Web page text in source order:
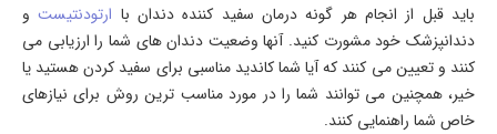
باید قبل از انجام هر گونه درمان سفید کننده دندان با ارتودنتیستو
دندانپزشک خود مشورت کنید. آنها وضعیت دندان های شما را ارزیابی می
کنند و تعیین می کنند که آیا شما کاندید مناسبی برای سفید کردن هستید یا
خیر، همچنین می توانند شما را در مورد مناسب ترین روش برای نیازهای
خاص شما راهنمایی کنند.